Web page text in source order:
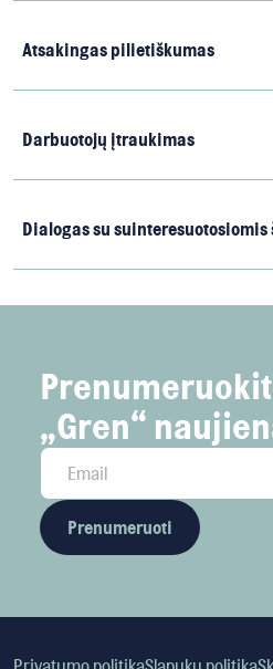
Atsakingas pilietiškumas
Darbuotojų įtraukimas
Dialogas su
„Gren“
Prenumeruoti